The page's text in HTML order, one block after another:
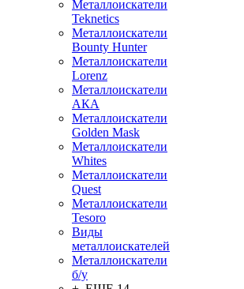
Металлоискатели
Teknetics
Металлоискатели
Bounty Hunter
Металлоискатели
Lorenz
Металлоискатели
АКА
Металлоискатели
Golden Mask
Металлоискатели
Whites
Металлоискатели
Quest
Металлоискатели
Tesoro
Виды
металлоискателей
Металлоискатели
б/у